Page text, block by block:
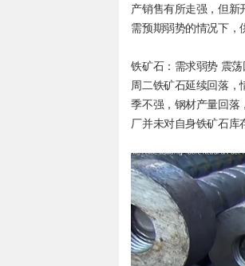
产销售有所走强，但新
需预期弱势的情况下，
铁矿石：需求弱势 震荡
周二铁矿石延续回落，
季不强，钢材产量回落
厂并未对自身铁矿石库